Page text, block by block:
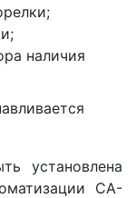
наличия
установлена
СА-